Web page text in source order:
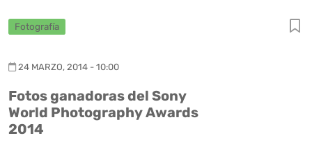
Fotografía
24 MARZO, 2014 - 10:00
Fotos ganadoras del Sony
World Photography Awards
2014